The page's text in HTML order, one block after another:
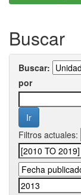
Buscar
Buscar:
por
Filtros actuales: